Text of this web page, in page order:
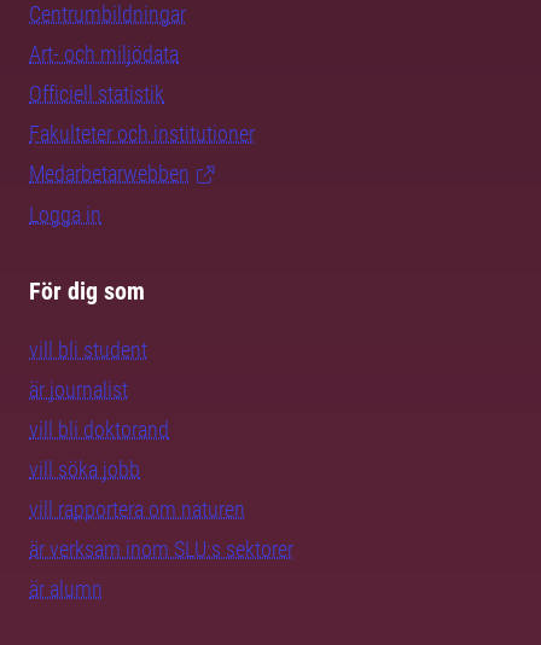
Centrumbildningar
Art- och miljödata
Officiell statistik
Fakulteter och institutioner
Medarbetarwebben
Logga in
För dig som
vill bli student
är journalist
vill bli doktorand
vill söka jobb
vill rapportera om naturen
är verksam inom SLU:s sektorer
är alumn